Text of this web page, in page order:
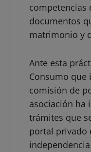
competencias
documentos
matrimonio y
Ante esta
Consumo que
comisión de
asociación ha
trámites que
portal privado